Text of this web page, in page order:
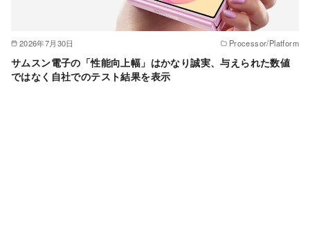
2026年7月30日 Processor/Platform
サムスン電子の「性能向上幅」はかなり誠実、与えられた数値
ではなく自社でのテスト結果を表示